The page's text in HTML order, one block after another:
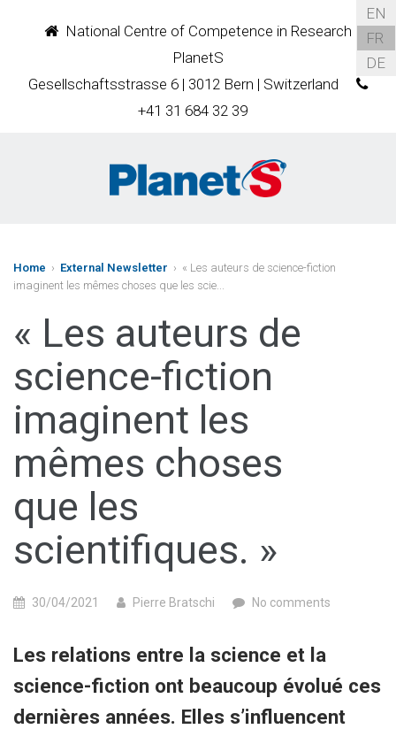
National Centre of Competence in Research
PlanetS
Gesellschaftsstrasse 6 | 3012 Bern | Switzerland
+41 31 684 32 39
EN
FR
DE
Home › External Newsletter › « Les auteurs de science-fiction
imaginent les mêmes choses que les scie...
« Les auteurs de
science-fiction
imaginent les
mêmes choses
que les
scientifiques. »
30/04/2021 Pierre Bratschi No comments
Les relations entre la science et la
science-fiction ont beaucoup évolué ces
dernières années. Elles s’influencent